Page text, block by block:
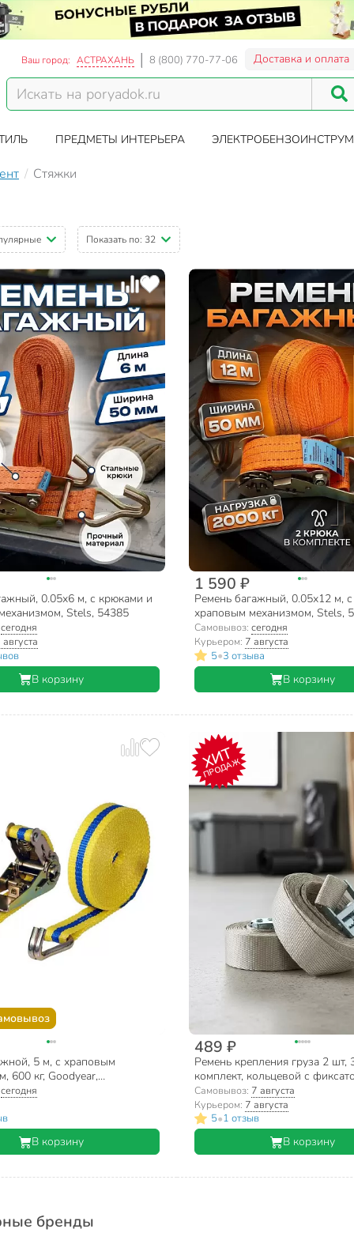
Ваш город: АСТРАХАНЬ 8 (800) 770-77-06 Доставка и оплата
ПРЕДМЕТЫ ИНТЕРЬЕРА
Стяжки
Показать по: 32
0.05х6 м, с крюками и
Stels, 54385
сегодня
августа
В корзину
1 590 ₽
Ремень багажный, 0.05х12 м,
храповым механизмом, Stels,
Самовывоз: сегодня
Курьером: 7 августа
5•3 отзыва
В корзину
5 м, с храповым
600 кг, Goodyear,
сегодня
В корзину
ХИТ
ПРОДАЖ
489 ₽
Ремень крепления груза 2 шт,
комплект, кольцевой с
кг, полиэстер, Clim Art,
Самовывоз: 7 августа
Курьером: 7 августа
5•1 отзыв
В корзину
бренды